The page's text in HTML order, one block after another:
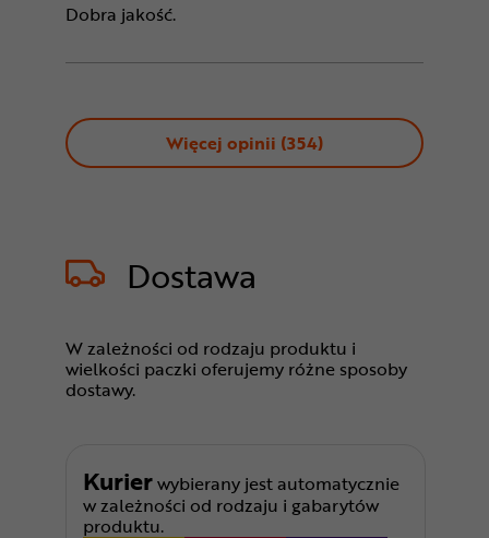
Dobra jakość.
Więcej opinii (354)
Dostawa
W zależności od rodzaju produktu i
wielkości paczki oferujemy różne sposoby
dostawy.
Kurierwybierany jest automatycznie
w zależności od rodzaju i gabarytów
produktu.